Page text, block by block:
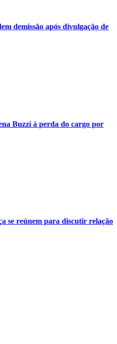
demissão após divulgação de
Buzzi à perda do cargo por
se reúnem para discutir relação